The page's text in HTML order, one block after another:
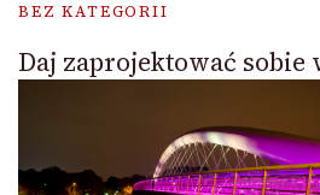
BEZ KATEGORII
Daj zaprojektować sobie